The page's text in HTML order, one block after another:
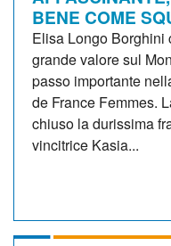
BENE COME
Elisa Longo Borghini
grande valore sul
passo importante
de France Femmes.
chiuso la durissima
vincitrice Kasia...